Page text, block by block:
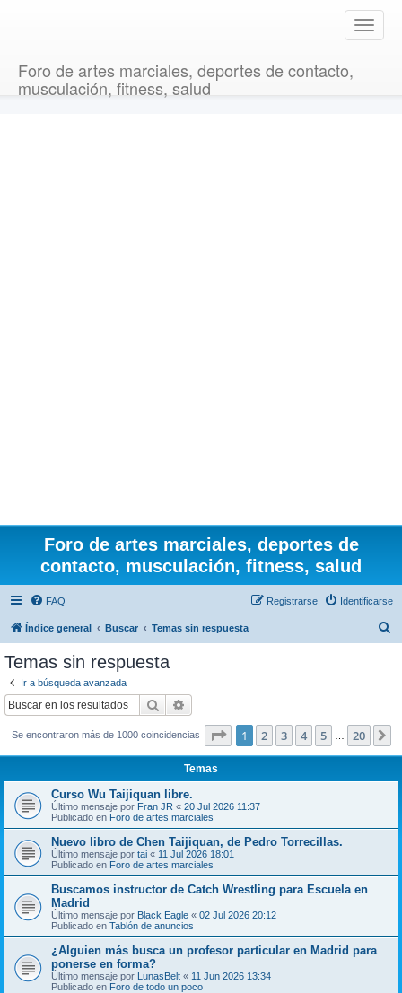
T
o
Foro de artes marciales, deportes de contacto,
musculación, fitness, salud
Foro de artes marciales, deportes de
contacto, musculación, fitness, salud
FAQ Identificarse
Registrarse
Índice general Buscar Temas sin respuesta
Temas sin respuesta
Ir a búsqueda avanzada
Buscar
Se encontraron más de 1000 coincidencias Página de 20
1 2 3 4 5 20
Temas
Curso Wu Taijiquan libre.
Último mensaje por Fran JR « 20 Jul 2026 11:37
Publicado en Foro de artes marciales
Nuevo libro de Chen Taijiquan, de Pedro Torrecillas.
Último mensaje por tai « 11 Jul 2026 18:01
Publicado en Foro de artes marciales
Buscamos instructor de Catch Wrestling para Escuela en
Madrid
Último mensaje por Black Eagle « 02 Jul 2026 20:12
Publicado en Tablón de anuncios
¿Alguien más busca un profesor particular en Madrid para
ponerse en forma?
Último mensaje por LunasBelt « 11 Jun 2026 13:34
Publicado en Foro de todo un poco